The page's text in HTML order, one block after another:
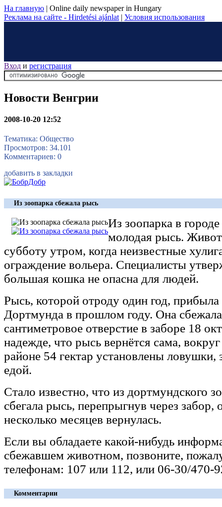
На главную | Online daily newspaper in Hungary
Реклама на сайте - Hirdetési ajánlat | Условия использования
Вход и регистрация
Новости Венгрии
2008-10-20 12:52
Тематика: Общество
Просмотров: 34.101
Комментариев: 0
добавить в закладки
Из зоопарка сбежала рысь
Из зоопарка в
молодая рысь.
субботу утром, когда неизвестные
ограждение вольера. Специалисты
большая кошка не опасна для людей.
Рысь, которой отроду один год, прибыла
Дортмунда в прошлом году. Она
сантиметровое отверстие в заборе 18
надежде, что рысь вернётся сама,
районе 54 гектар установлены ловушки,
едой.
Стало известно, что из дортмундского
сбегала рысь, перепрыгнув через забор,
несколько месяцев вернулась.
Если вы обладаете какой-нибудь
сбежавшем животном, позвоните,
телефонам: 107 или 112, или 06-30/470-
Комментарии